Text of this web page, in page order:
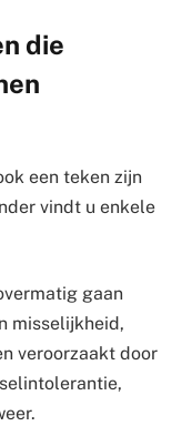
die
een teken zijn
vindt u enkele
gaan
misselijkheid,
veroorzaakt door